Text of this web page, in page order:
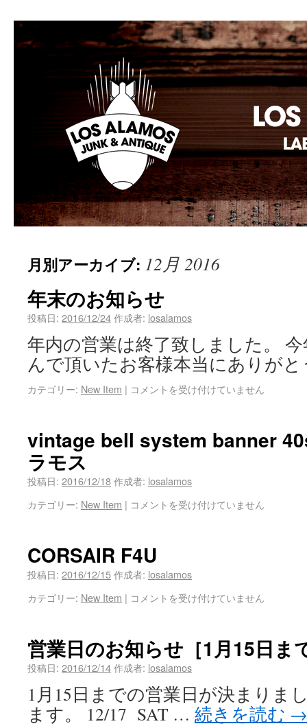
月別アーカイブ: 12月 2016
年末のお知らせ
投稿日: 2016/12/24作成者: losalamos
年内の営業は終了致しました。
んで頂いたお客様本当にありが
カテゴリー: New Item | コメントを受け付けていません
vintage bell system banner
ラモス
投稿日: 2016/12/18作成者: losalamos
カテゴリー: New Item | コメントを受け付けていません
CORSAIR F4U
投稿日: 2016/12/15作成者: losalamos
カテゴリー: New Item | コメントを受け付けていません
営業日のお知らせ［1月15日ま
投稿日: 2016/12/14作成者: losalamos
1月15日までの営業日が決まりま
ます。 12/17 SAT … 続きを読む →